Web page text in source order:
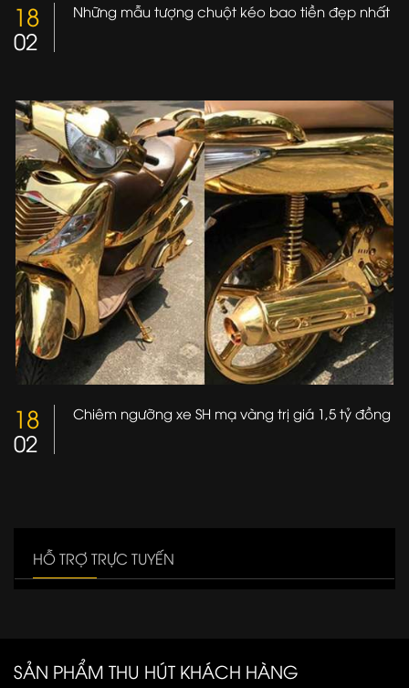
HỖ TRỢ TRỰC TUYẾN
18
02
Những mẫu tượng chuột kéo bao tiền đẹp nhất
18
02
Chiêm ngưỡng xe SH mạ vàng trị giá 1,5 tỷ đồng
SẢN PHẨM THU HÚT KHÁCH HÀNG